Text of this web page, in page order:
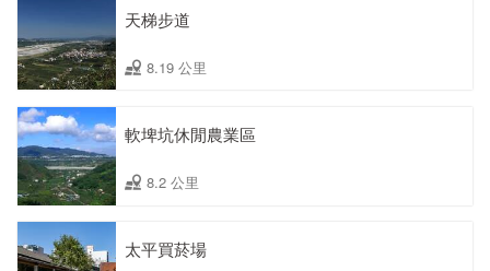
天梯步道
8.19 公里
軟埤坑休閒農業區
8.2 公里
太平買菸場